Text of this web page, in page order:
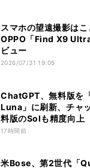
スマホの望遠撮影は
OPPO「Find X9
ビュー
2026/07/31 19:05
ChatGPT、無料版を
Luna」に刷新、チャ
料版のSolも精度向上
17時間前
米Bose、第2世代「